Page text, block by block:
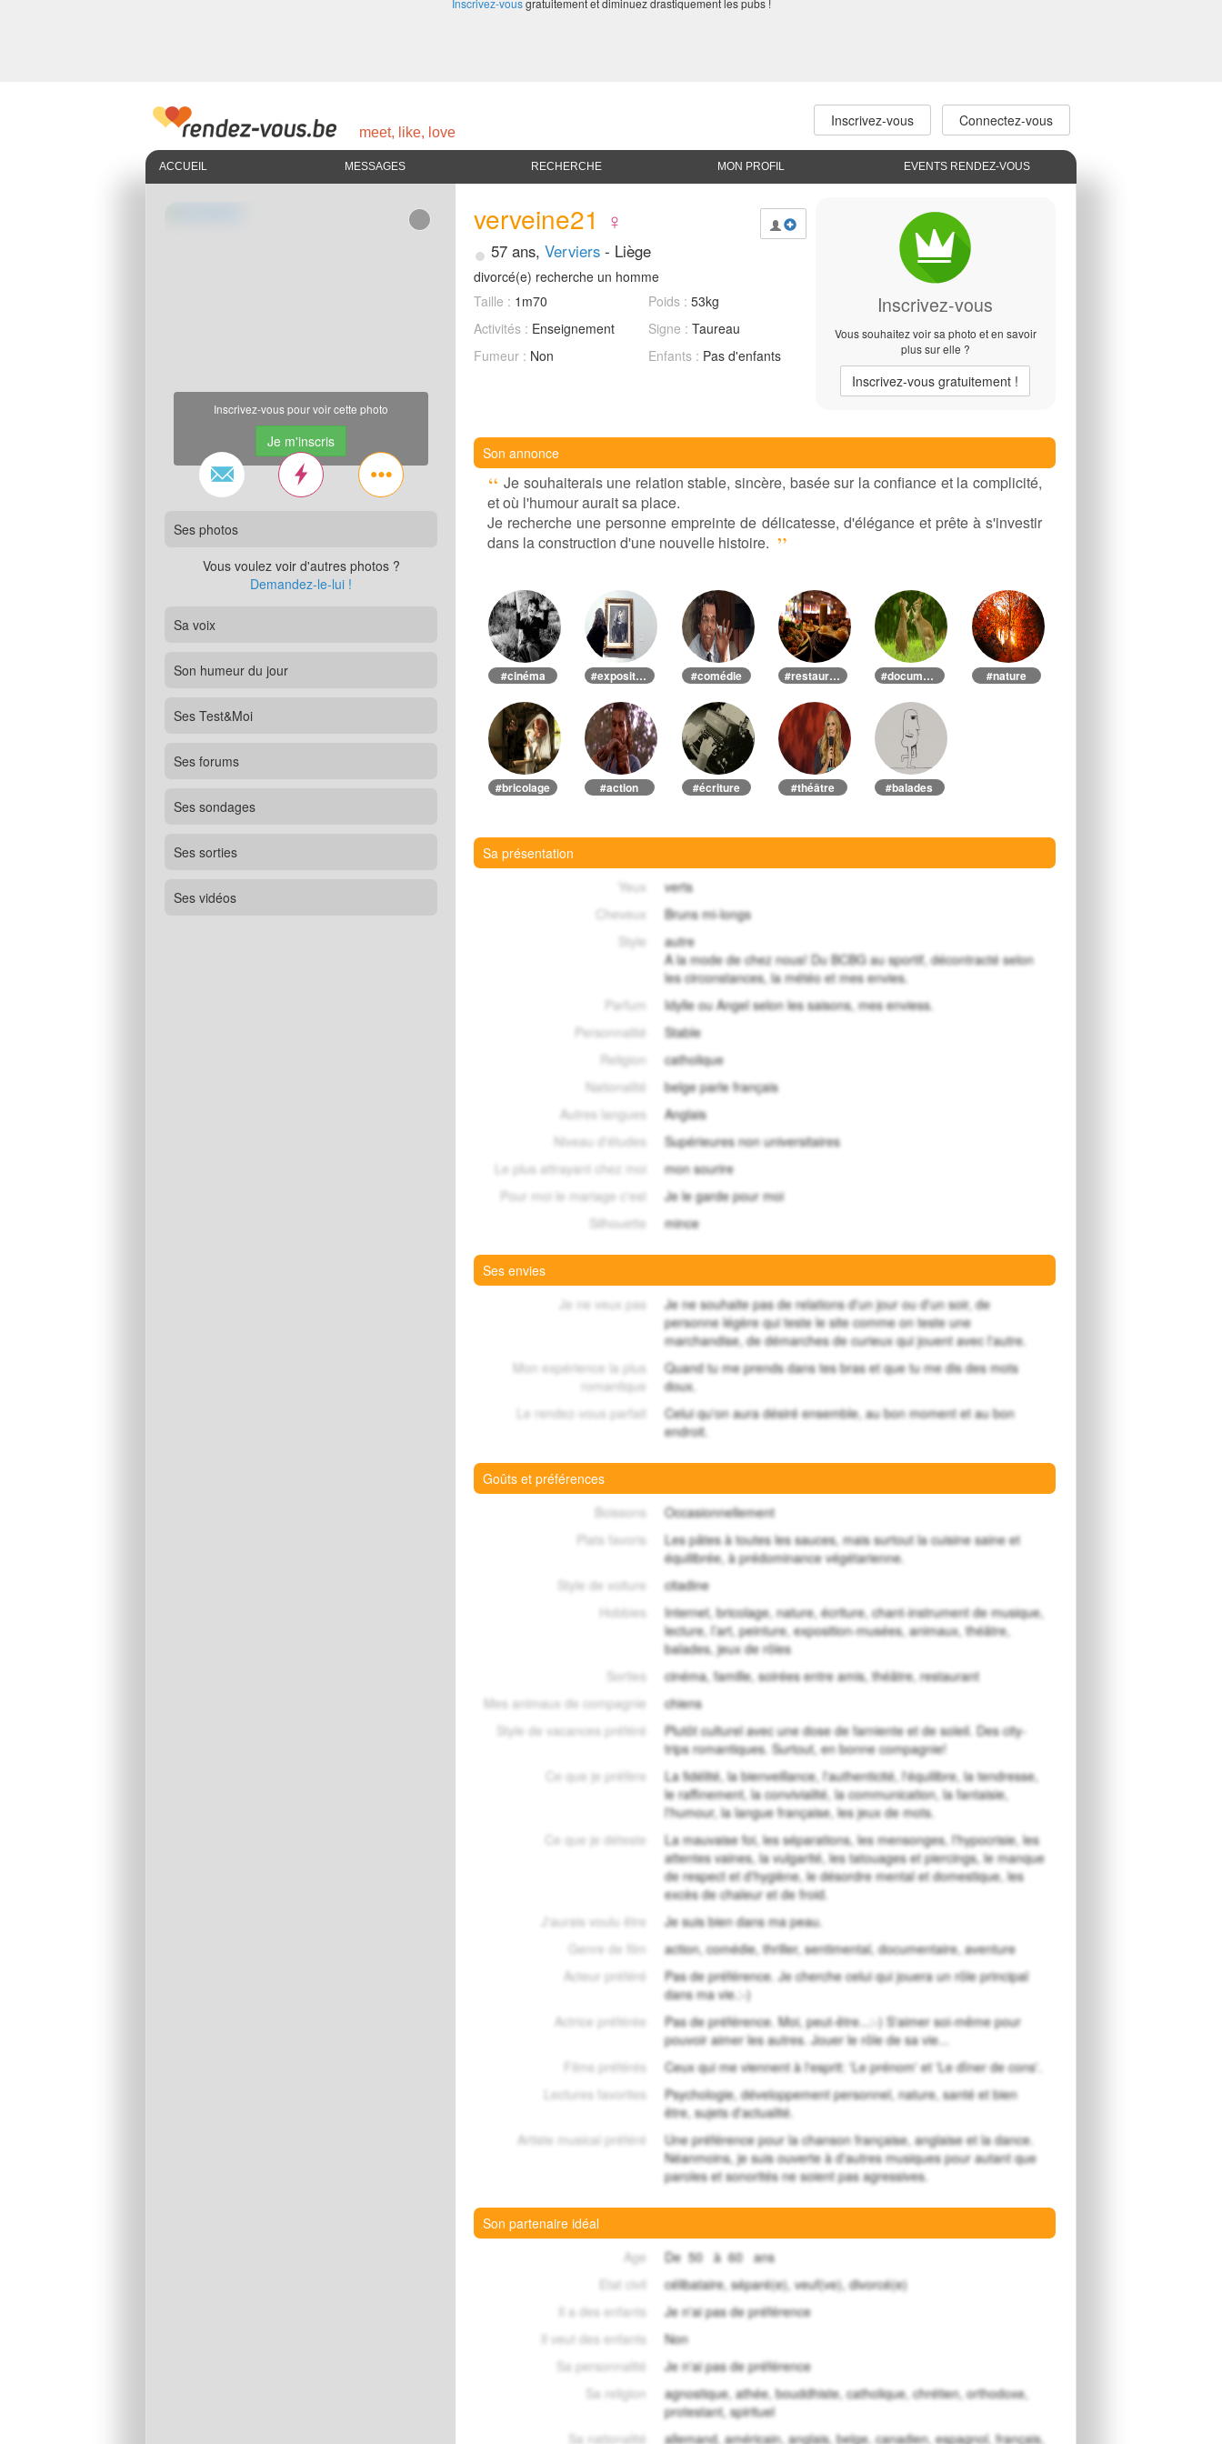
Inscrivez-vousgratuitement et diminuez drastiquement les pubs !
meet, like, love
Inscrivez-vous Connectez-vous
ACCUEIL MESSAGES RECHERCHE MON PROFIL EVENTS RENDEZ-VOUS
Inscrivez-vous pour voir cette photo
Je m'inscris
Ses photos
Vous voulez voir d'autres photos ?
Demandez-le-lui !
Sa voix
Son humeur du jour
Ses Test&Moi
Ses forums
Ses sondages
Ses sorties
Ses vidéos
verveine21 ♀
• 57 ans, Verviers - Liège
divorcé(e) recherche un homme
Taille : 1m70 Poids : 53kg
Activités : Enseignement Signe : Taureau
Fumeur : Non Enfants : Pas d'enfants
Inscrivez-vous
Vous souhaitez voir sa photo et en savoir
plus sur elle ?
Inscrivez-vousgratuitement !
Son annonce
Je souhaiterais une relation stable, sincère, basée sur la confiance et la complicité,
et où l'humour aurait sa place.
Je recherche une personne empreinte de délicatesse, d'élégance et prête à s'investir
dans la construction d'une nouvelle histoire.
#cinéma #exposition-musées #comédie #restaurant #documentaire #nature
#bricolage #action #écriture #théâtre #balades
Sa présentation
Yeux
verts
Cheveux
Bruns mi-longs
Style
autre
A la mode de chez nous! Du BCBG au sportif, décontracté selon
les circonstances, la météo et mes envies.
Parfum
Idylle ou Angel selon les saisons, mes enviess.
Personnalité
Stable
Religion
catholique
Nationalité
belge parle français
Autres langues
Anglais
Niveau d'études
Supérieures non universitaires
Le plus attrayant chez moi
mon sourire
Pour moi le mariage c'est
Je le garde pour moi
Silhouette
mince
Ses envies
Je ne veux pas
Je ne souhaite pas de relations d'un jour ou d'un soir, de
personne légère qui teste le site comme on teste une
marchandise, de démarches de curieux qui jouent avec l'autre.
Mon expérience la plus
romantique
Quand tu me prends dans tes bras et que tu me dis des mots
doux.
Le rendez-vous parfait
Celui qu'on aura désiré ensemble, au bon moment et au bon
endroit.
Goûts et préférences
Boissons
Occasionnellement
Plats favoris
Les pâtes à toutes les sauces, mais surtout la cuisine saine et
équilibrée, à prédominance végétarienne.
Style de voiture
citadine
Hobbies
Internet, bricolage, nature, écriture, chant-instrument de musique,
lecture, l’art, peinture, exposition-musées, animaux, théâtre,
balades, jeux de rôles
Sorties
cinéma, famille, soirées entre amis, théâtre, restaurant
Mes animaux de compagnie
chiens
Style de vacances préféré
Plutôt culturel avec une dose de farniente et de soleil. Des city-
trips romantiques. Surtout, en bonne compagnie!
Ce que je préfère
La fidélité, la bienveillance, l'authenticité, l'équilibre, la tendresse,
le raffinement, la convivialité, la communication, la fantaisie,
l'humour, la langue française, les jeux de mots.
Ce que je déteste
La mauvaise foi, les séparations, les mensonges, l'hypocrisie, les
attentes vaines, la vulgarité, les tatouages et piercings, le manque
de respect et d'hygiène, le désordre mental et domestique, les
excès de chaleur et de froid.
J'aurais voulu être
Je suis bien dans ma peau.
Genre de film
action, comédie, thriller, sentimental, documentaire, aventure
Acteur préféré
Pas de préférence. Je cherche celui qui jouera un rôle principal
dans ma vie.:-)
Actrice préférée
Pas de préférence. Moi, peut-être...:-) S'aimer soi-même pour
pouvoir aimer les autres. Jouer le rôle de sa vie...
Films préférés
Ceux qui me viennent à l'esprit: 'Le prénom' et 'Le dîner de cons'.
Lectures favorites
Psychologie, développement personnel, nature, santé et bien
être, sujets d'actualité.
Artiste musical préféré
Une préférence pour la chanson française, anglaise et la dance.
Néanmoins, je suis ouverte à d'autres musiques pour autant que
paroles et sonorités ne soient pas agressives.
Son partenaire idéal
Age
De 50 à 60 ans
Etat civil
célibataire, séparé(e), veuf(ve), divorcé(e)
Il a des enfants
Je n'ai pas de préférence
Il veut des enfants
Non
Sa personnalité
Je n'ai pas de préférence
Sa religion
agnostique, athée, bouddhiste, catholique, chrétien, orthodoxe,
protestant, spirituel
Sa nationalité
allemand, américain, anglais, belge, canadien, espagnol, français,